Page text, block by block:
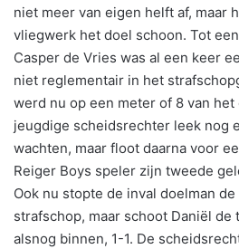
niet meer van eigen helft af, maar
vliegwerk het doel schoon. Tot
Casper de Vries was al een keer
niet reglementair in het
werd nu op een meter of 8 van
jeugdige scheidsrechter leek nog
wachten, maar floot daarna voor
Reiger Boys speler zijn tweede
Ook nu stopte de inval doelman
strafschop, maar schoot Daniël
alsnog binnen, 1-1. De